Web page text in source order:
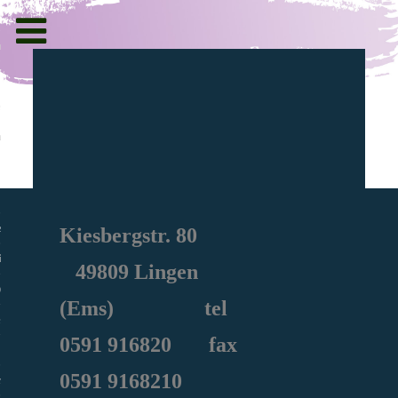
und Informationen
Sozialarbeit
Toggle
navigation
Kiesbergstr. 80
49809 Lingen
(Ems) tel
0591916820 fax
0591 9168210